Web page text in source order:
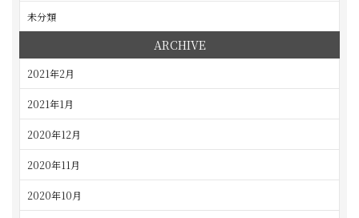
未分類
ARCHIVE
2021年2月
2021年1月
2020年12月
2020年11月
2020年10月